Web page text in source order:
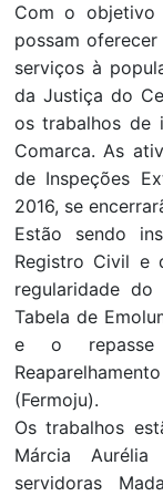
Com o
possam
serviços à
da Justiça do
os trabalhos de
Comarca. As
de Inspeções
2016, se
Estão sendo
Registro Civil e
regularidade
Tabela de
e o
(Fermoju).
Os trabalhos
Márcia
servidoras